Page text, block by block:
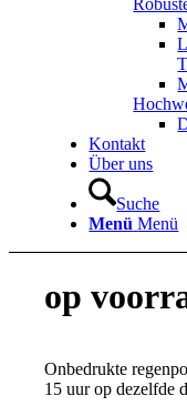
Kontakt
Über uns
Suche
Menü Menü
op
Onbedrukte
15 uur op dezelfde